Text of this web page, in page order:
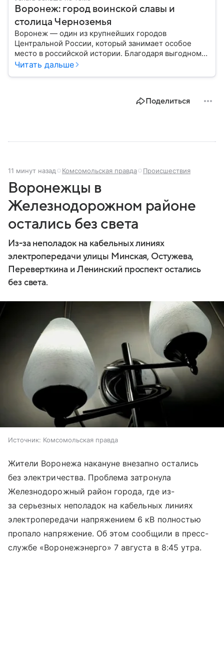
Воронеж: город воинской славы и
столица Черноземья
Воронеж — один из крупнейших городов
Центральной России, который занимает особое
место в российской истории. Благодаря выгодному
расположению на юге европейской части страны
Читать дальше
Поделиться
11 минут назад Комсомольская правда Происшествия
Воронежцы в
Железнодорожном районе
остались без света
Из-за неполадок на кабельных линиях
электропередачи улицы Минская, Остужева,
Переверткина и Ленинский проспект остались
без света.
Источник: Комсомольская правда
Жители Воронежа накануне внезапно остались
без электричества. Проблема затронула
Железнодорожный район города, где из-
за серьезных неполадок на кабельных линиях
электропередачи напряжением 6 кВ полностью
пропало напряжение. Об этом сообщили в пресс-
службе «Воронежэнерго» 7 августа в 8:45 утра.